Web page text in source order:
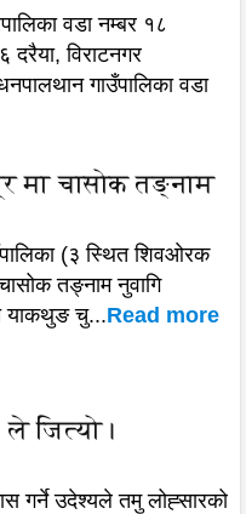
वडा नम्बर १८
दरैया, विराटनगर
गाउँपालिका वडा
मा चासोक तङ्नाम
(३ स्थित शिवओरक
तङ्नाम नुवागि
याकथुङ चु...Read more
जित्यो।
गर्ने उदेश्यले तमु लोह्सारको